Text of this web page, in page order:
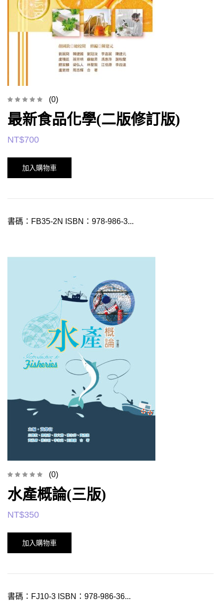
(0)
最新食品化學(二版修訂版)
NT$700
加入購物車
書碼：FB35-2N ISBN：978-986-3...
(0)
水產概論(三版)
NT$350
加入購物車
書碼：FJ10-3 ISBN：978-986-36...